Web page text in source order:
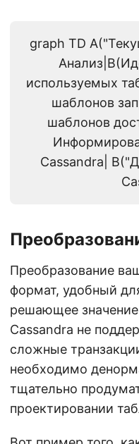
graph TD
используемых
шаблонов
шаблонов
Cassandra|
Преобразование
формат, удобный
решающее
Cassandra не
сложные
необходимо
тщательно
проектировании